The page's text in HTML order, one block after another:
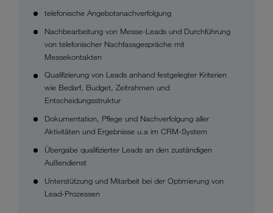
telefonische Angebotsnachverfolgung
Nachbearbeitung von Messe-Leads und Durchführung
von telefonischer Nachfassgespräche mit
Messekontakten
Qualifizierung von Leads anhand festgelegter Kriterien
wie Bedarf, Budget, Zeitrahmen und
Entscheidungsstruktur
Dokumentation, Pflege und Nachverfolgung aller
Aktivitäten und Ergebnisse u.a im CRM-System
Übergabe qualifizierter Leads an den zuständigen
Außendienst
Unterstützung und Mitarbeit bei der Optimierung von
Lead-Prozessen